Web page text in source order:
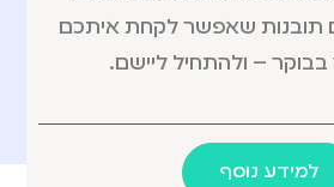
תובנות שאפשר לקחת איתכם
– ולהתחיל ליישם.
למידע נוסף